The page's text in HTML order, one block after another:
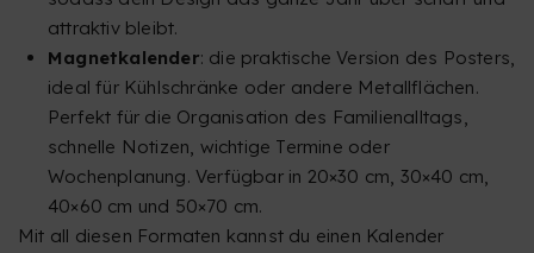
attraktiv bleibt.
Magnetkalender: die praktische Version des Posters,
ideal für Kühlschränke oder andere Metallflächen.
Perfekt für die Organisation des Familienalltags,
schnelle Notizen, wichtige Termine oder
Wochenplanung. Verfügbar in 20×30 cm, 30×40 cm,
40×60 cm und 50×70 cm.
Mit all diesen Formaten kannst du einen Kalender